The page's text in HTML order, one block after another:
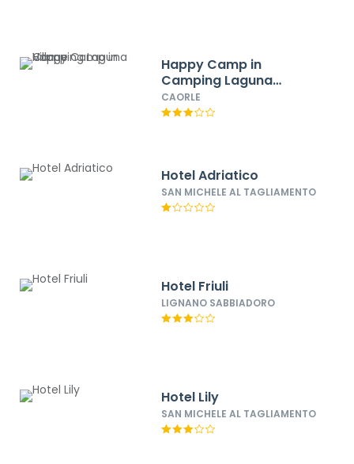
Happy Camp in
Camping Laguna
Village
CAORLE
Hotel Adriatico
SAN MICHELE AL TAGLIAMENTO
Hotel Friuli
LIGNANO SABBIADORO
Hotel Lily
SAN MICHELE AL TAGLIAMENTO